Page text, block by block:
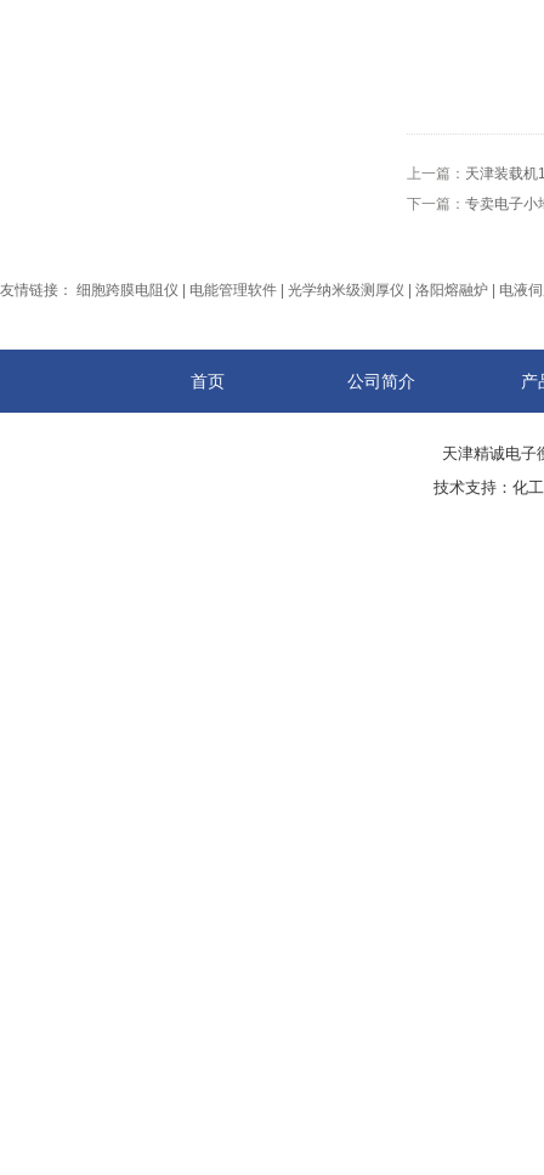
上一篇： 天津装载机
下一篇： 专卖电子小
友情链接： 细胞跨膜电阻仪 电能管理软件 光学纳米级测厚仪 洛阳熔融炉 电液
首页 公司简介 产
天津精诚电
技术支持： 化